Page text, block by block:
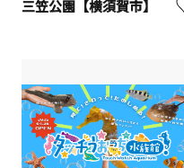
三笠公園【横須賀市】